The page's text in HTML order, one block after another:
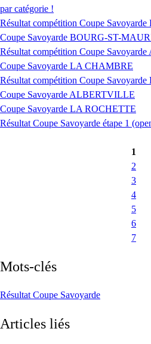
par catégorie !
Résultat compétition Coupe
Coupe Savoyarde BOURG-ST-
Résultat compétition Coupe
Coupe Savoyarde LA CHAMBRE
Résultat compétition Coupe Savoyarde
Coupe Savoyarde ALBERTVILLE
Coupe Savoyarde LA ROCHETTE
Résultat Coupe Savoyarde étape 1
1
2
3
4
5
6
7
Mots-clés
Résultat Coupe Savoyarde
Articles liés